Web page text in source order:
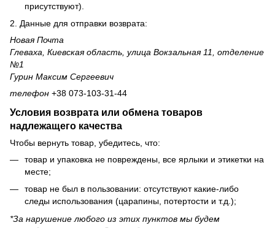
присутствуют).
2. Данные для отправки возврата:
Новая Почта
Глеваха, Киевская область, улица Вокзальная 11, отделение
№1
Гурин Максим Сергеевич
телефон +38 073-103-31-44
Условия возврата или обмена товаров
надлежащего качества
Чтобы вернуть товар, убедитесь, что:
товар и упаковка не повреждены, все ярлыки и этикетки на
месте;
товар не был в пользовании: отсутствуют какие-либо
следы использования (царапины, потертости и т.д.);
*За нарушение любого из этих пунктов мы будем